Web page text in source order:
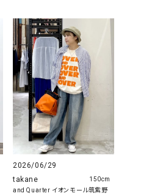
2026/06/29
takane
and Quarter イオンモール筑紫野
150cm